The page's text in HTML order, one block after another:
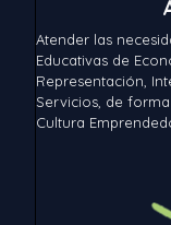
Atender las
Educativas de
Representación,
Servicios, de
Cultura